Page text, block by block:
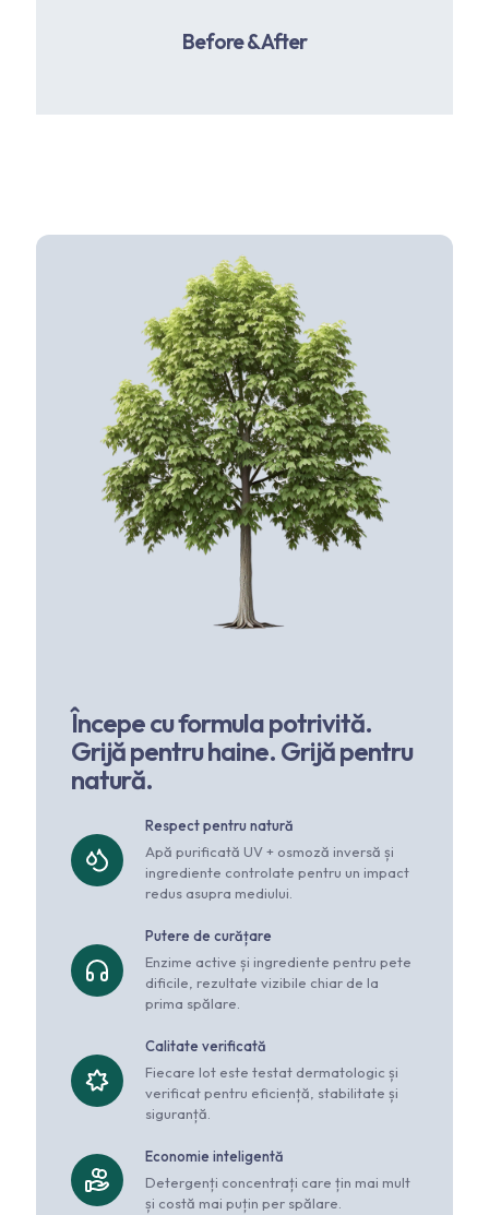
Before & After
Începe cu formula potrivită.
Grijă pentru haine. Grijă pentru
natură.
Respect pentru natură
Apă purificată UV + osmoză inversă și
ingrediente controlate pentru un impact
redus asupra mediului.
Putere de curățare
Enzime active și ingrediente pentru pete
dificile, rezultate vizibile chiar de la
prima spălare.
Calitate verificată
Fiecare lot este testat dermatologic și
verificat pentru eficiență, stabilitate și
siguranță.
Economie inteligentă
Detergenți concentrați care țin mai mult
și costă mai puțin per spălare.